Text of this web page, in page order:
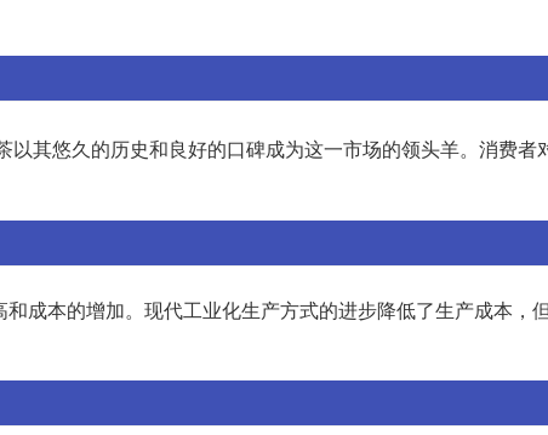
其悠久的历史和良好的口碑成为这一市场的领头羊。消费者
成本的增加。现代工业化生产方式的进步降低了生产成本，